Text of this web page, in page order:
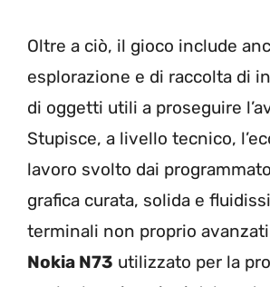
Oltre a ciò, il gioco include
esplorazione e di raccolta di
di oggetti utili a proseguire
Stupisce, a livello tecnico,
lavoro svolto dai
grafica curata, solida e
terminali non proprio
Nokia N73 utilizzato per la